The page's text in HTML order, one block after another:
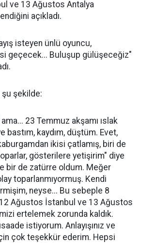
ve 13 Ağustos Antalya
açıkladı.
isteyen ünlü oyuncu,
geçecek... Buluşup gülüşeceğiz"
şu şekilde:
23 Temmuz akşamı ıslak
bastım, kaydım, düştüm. Evet,
ikisi çatlamış, biri de
toparlar, gösterilere yetişirim" diye
bir de zatürre oldum. Meğer
toparlanmıyormuş. Kendi
neyse... Bu sebeple 8
Ağustos İstanbul ve 13 Ağustos
ertelemek zorunda kaldık.
istiyorum. Anlayışınız ve
çok teşekkür ederim. Hepsi